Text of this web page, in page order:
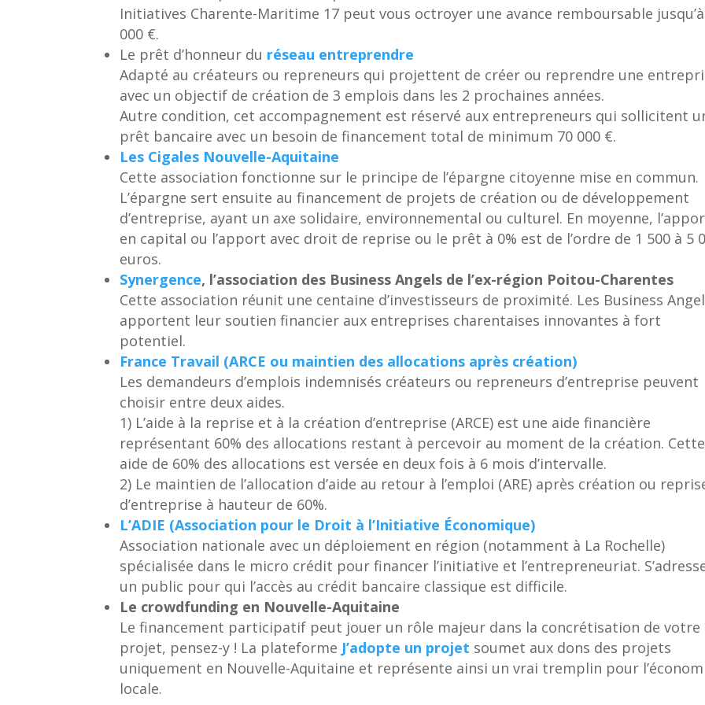
Initiatives Charente-Maritime 17 peut vous octroyer une avance remboursable
000 €.
Le prêt d’honneur du réseau entreprendre
Adapté au créateurs ou repreneurs qui projettent de créer ou reprendre une
avec un objectif de création de 3 emplois dans les 2 prochaines années.
Autre condition, cet accompagnement est réservé aux entrepreneurs qui sollicitent
prêt bancaire avec un besoin de financement total de minimum 70 000 €.
Les Cigales Nouvelle-Aquitaine
Cette association fonctionne sur le principe de l’épargne citoyenne mise en commun.
L’épargne sert ensuite au financement de projets de création ou de développement
d’entreprise, ayant un axe solidaire, environnemental ou culturel. En moyenne,
en capital ou l’apport avec droit de reprise ou le prêt à 0% est de l’ordre de 1 500 à 5
euros.
Synergence, l’association des Business Angels de l’ex-région Poitou-Charentes
Cette association réunit une centaine d’investisseurs de proximité. Les Business
apportent leur soutien financier aux entreprises charentaises innovantes à fort
potentiel.
France Travail (ARCE ou maintien des allocations après création)
Les demandeurs d’emplois indemnisés créateurs ou repreneurs d’entreprise peuvent
choisir entre deux aides.
1) L’aide à la reprise et à la création d’entreprise (ARCE) est une aide financière
représentant 60% des allocations restant à percevoir au moment de la création. Cette
aide de 60% des allocations est versée en deux fois à 6 mois d’intervalle.
2) Le maintien de l’allocation d’aide au retour à l’emploi (ARE) après création ou
d’entreprise à hauteur de 60%.
L’ADIE (Association pour le Droit à l’Initiative Économique)
Association nationale avec un déploiement en région (notamment à La Rochelle)
spécialisée dans le micro crédit pour financer l’initiative et l’entrepreneuriat.
un public pour qui l’accès au crédit bancaire classique est difficile.
Le crowdfunding en Nouvelle-Aquitaine
Le financement participatif peut jouer un rôle majeur dans la concrétisation de votre
projet, pensez-y ! La plateforme J’adopte un projet soumet aux dons des projets
uniquement en Nouvelle-Aquitaine et représente ainsi un vrai tremplin pour
locale.